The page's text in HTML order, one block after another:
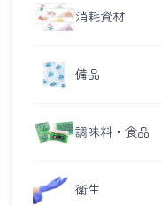
消耗資材
備品
調味料・食品
衛生